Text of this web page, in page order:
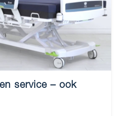
service – ook